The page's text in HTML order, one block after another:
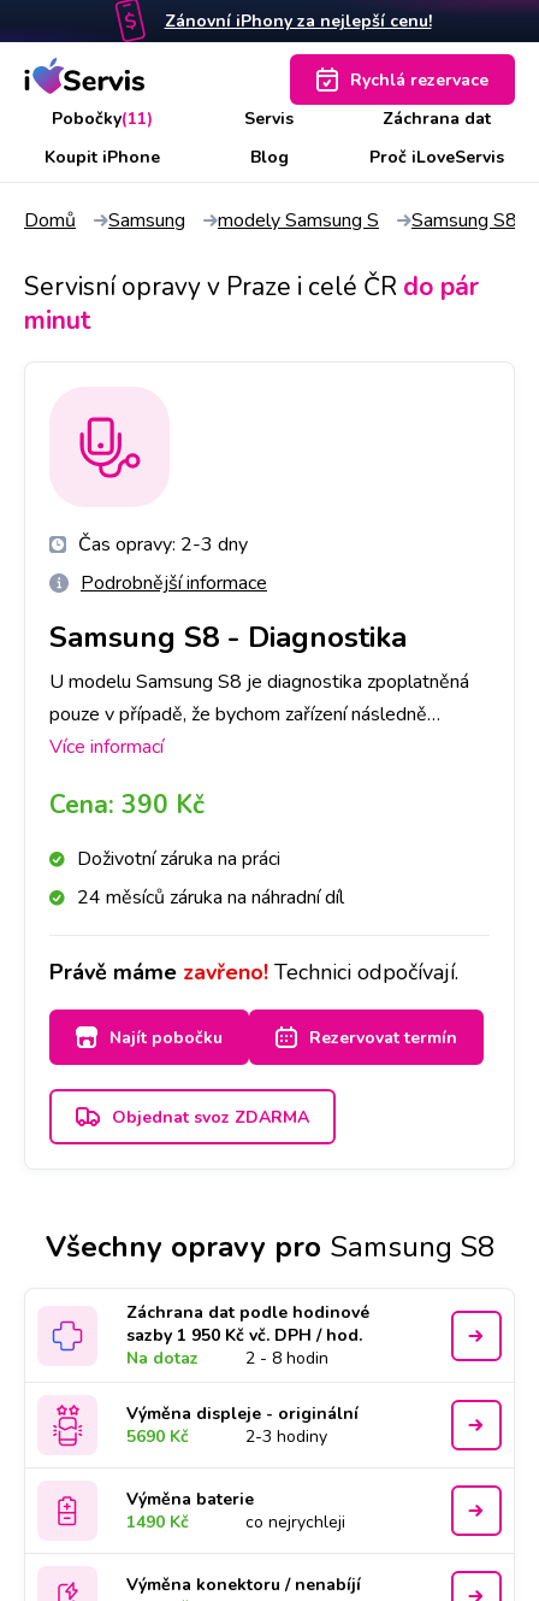
Zánovní iPhony za nejlepší cenu!
Pobočky(11) Servis
Záchrana dat
Koupit iPhone
Blog Proč iLoveServis
Rychlá rezervace
Domů Samsung modely Samsung S Samsung S8
Servisní opravy v Praze i celé ČR do pár
minut
Čas opravy: 2-3 dny
Podrobnější informace
Samsung S8 - Diagnostika
U modelu Samsung S8 je diagnostika zpoplatněná
pouze v případě, že bychom zařízení následně
neopravovali a to částkou dle ceníku. V opačném
nutné provedení diagnostiky u nás na pobočce,
abychom dokázali přesně určit, co danou závadu
způsobuje. Následně, po jejím provedení, se s Vámi
spojíme a domluvíme se ohledně dalšího postupu
nebudeme. Při diagnostice záleží také na míře
poškození Vašeho Samsung S8, časově cca na 1-3
dny.
Více informací
Cena: 390 Kč
Doživotní záruka na práci
24 měsíců záruka na náhradní díl
Právě máme zavřeno! Technici odpočívají.
Najít pobočku Rezervovat termín
Objednat svoz ZDARMA
Všechny opravy pro Samsung S8
Záchrana dat podle hodinové
sazby 1 950 Kč vč. DPH / hod.
Na dotaz
2 - 8 hodin
Výměna displeje - originální
5690 Kč
2-3 hodiny
Výměna baterie
1490 Kč
co nejrychleji
Výměna konektoru / nenabíjí